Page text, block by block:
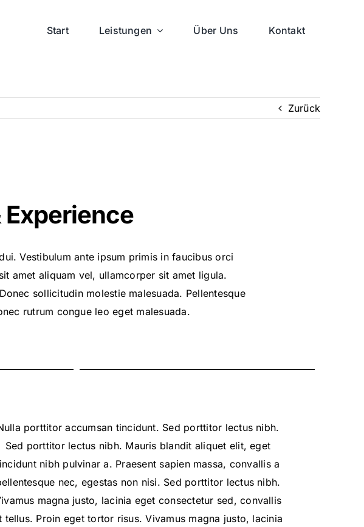
Start Leistungen Über Uns Kontakt
Zurück
Vestibulum ante ipsum primis in faucibus orci
amet aliquam vel, ullamcorper sit amet ligula.
sollicitudin molestie malesuada. Pellentesque
rutrum congue leo eget malesuada.
porttitor accumsan tincidunt. Sed porttitor lectus nibh.
Sed porttitor lectus nibh. Mauris blandit aliquet elit, eget
nibh pulvinar a. Praesent sapien massa, convallis a
nec, egestas non nisi. Sed porttitor lectus nibh.
magna justo, lacinia eget consectetur sed, convallis
tellus. Proin eget tortor risus. Vivamus magna justo, lacinia